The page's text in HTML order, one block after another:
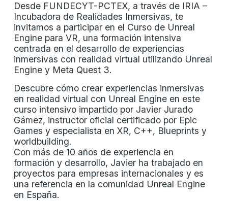
Desde FUNDECYT-PCTEX, a través de IRIA –
Incubadora de Realidades Inmersivas, te
invitamos a participar en el Curso de Unreal
Engine para VR, una formación intensiva
centrada en el desarrollo de experiencias
inmersivas con realidad virtual utilizando Unreal
Engine y Meta Quest 3.
Descubre cómo crear experiencias inmersivas
en realidad virtual con Unreal Engine en este
curso intensivo impartido por Javier Jurado
Gámez, instructor oficial certificado por Epic
Games y especialista en XR, C++, Blueprints y
worldbuilding.
Con más de 10 años de experiencia en
formación y desarrollo, Javier ha trabajado en
proyectos para empresas internacionales y es
una referencia en la comunidad Unreal Engine
en España.